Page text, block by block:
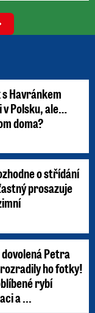
Havránkem
v Polsku, ale…
doma?
o střídání
prosazuje
Petra
ho fotky!
rybí
a ...